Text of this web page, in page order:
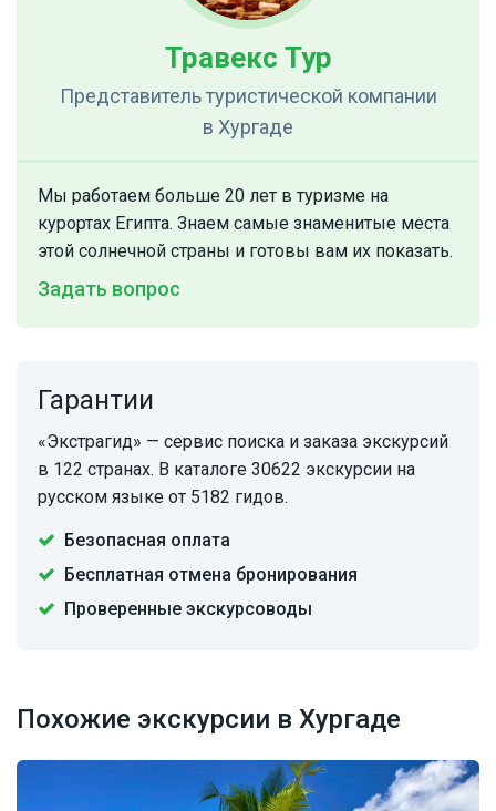
Травекс Тур
Представитель туристической компании
в Хургаде
Мы работаем больше 20 лет в туризме на
курортах Египта. Знаем самые знаменитые места
этой солнечной страны и готовы вам их показать.
Задать вопрос
Гарантии
«Экстрагид» — сервис поиска и заказа экскурсий
в 122 странах. В каталоге 30622 экскурсии на
русском языке от 5182 гидов.
Безопасная оплата
Бесплатная отмена бронирования
Проверенные экскурсоводы
Похожие экскурсии в Хургаде